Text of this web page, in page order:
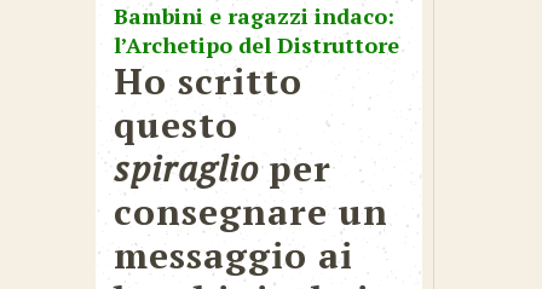
Bambini e ragazzi indaco:
l’Archetipo del Distruttore
Ho scritto
questo
spiraglioper
consegnare un
messaggio ai